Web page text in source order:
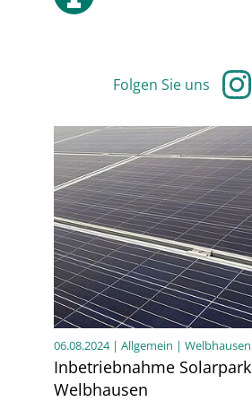
Folgen Sie uns
06.08.2024 | Allgemein | Welbhausen
Inbetriebnahme Solarpark
Welbhausen